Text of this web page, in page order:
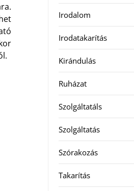
Irodalom
Irodatakarítás
Kirándulás
Ruházat
Szolgáltatáls
Szolgáltatás
Szórakozás
Takarítás